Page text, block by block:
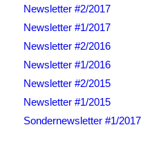
Newsletter #2/2017
Newsletter #1/2017
Newsletter #2/2016
Newsletter #1/2016
Newsletter #2/2015
Newsletter #1/2015
Sondernewsletter #1/2017